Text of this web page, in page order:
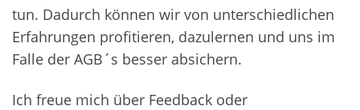
tun. Dadurch können wir von unterschiedlichen
Erfahrungen profitieren, dazulernen und uns im
Falle der AGB´s besser absichern.
Ich freue mich über Feedback oder